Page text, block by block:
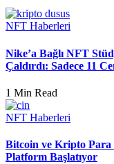
NFT Haberleri
Nike’a Bağlı NFT
Çaldırdı: Sadece 11
1 Min Read
NFT Haberleri
Bitcoin ve Kripto Para
Platform Başlatıyor